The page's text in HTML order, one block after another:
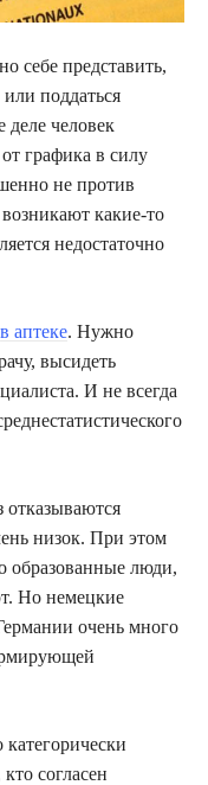
себе представить,
поддаться
деле человек
графика в силу
не против
какие-то
недостаточно
в аптеке. Нужно
высидеть
И не всегда
отказываются
низок. При этом
образованные люди,
Но немецкие
очень много
согласен